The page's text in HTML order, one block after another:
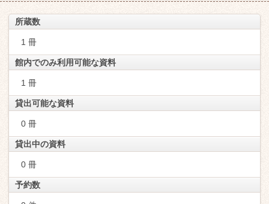
所蔵数
1 冊
館内でのみ利用可能な資料
1 冊
貸出可能な資料
0 冊
貸出中の資料
0 冊
予約数